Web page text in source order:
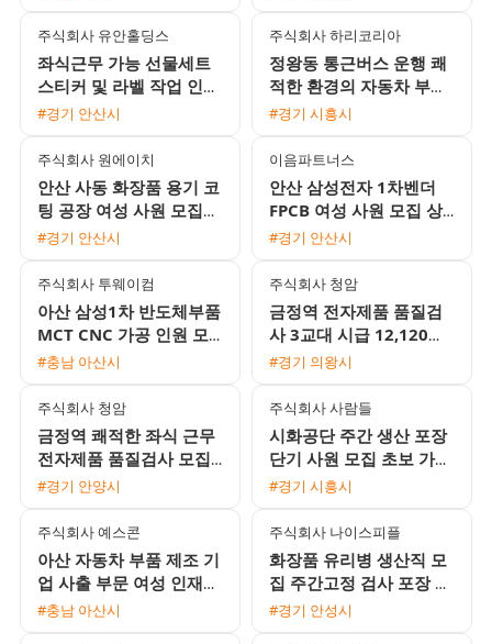
주식회사 유안홀딩스
좌식근무 가능 선물세트
스티커 및 라벨 작업 인원
모집
#경기 안산시
주식회사 하리코리아
정왕동 통근버스 운행 쾌
적한 환경의 자동차 부품
좌식검사 여성 사원 모집
#경기 시흥시
주식회사 원에이치
안산 사동 화장품 용기 코
팅 공장 여성 사원 모집
일당 및 주급 지급 가능
#경기 안산시
이음파트너스
안산 삼성전자 1차벤더
FPCB 여성 사원 모집 상
여금 300프로 및 다양한
#경기 안산시
주식회사 투웨이컴
아산 삼성1차 반도체부품
MCT CNC 가공 인원 모
집 무료 기숙사 제공 및
#충남 아산시
주식회사 청암
금정역 전자제품 품질검
사 3교대 시급 12,120원
월 350만원에서 380만원
#경기 의왕시
주식회사 청암
금정역 쾌적한 좌식 근무
전자제품 품질검사 모집
시급 12120원 월 350만
#경기 안양시
주식회사 사람들
시화공단 주간 생산 포장
단기 사원 모집 초보 가능
통근버스 운행
#경기 시흥시
주식회사 예스콘
아산 자동차 부품 제조 기
업 사출 부문 여성 인재
채용 (월 330만 원 이상)
#충남 아산시
주식회사 나이스피플
화장품 유리병 생산직 모
집 주간고정 검사 포장 선
별 유류비 지원 및 동반
#경기 안성시